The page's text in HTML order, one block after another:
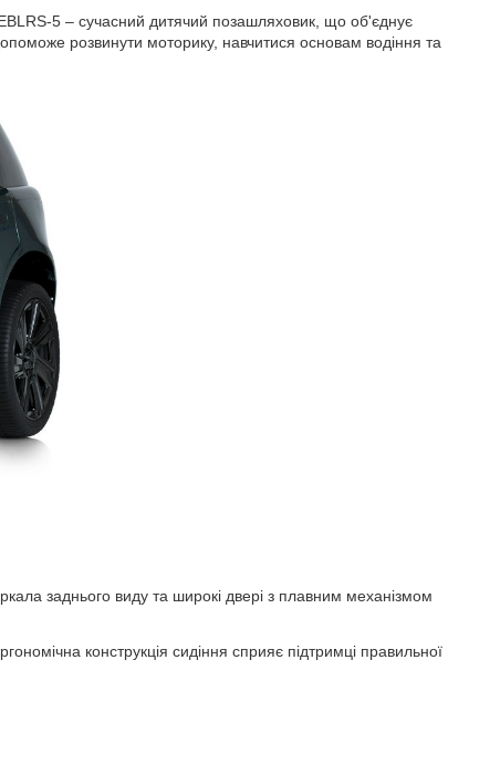
5 – сучасний дитячий позашляховик, що об'єднує
розвинути моторику, навчитися основам водіння та
заднього виду та широкі двері з плавним механізмом
конструкція сидіння сприяє підтримці правильної